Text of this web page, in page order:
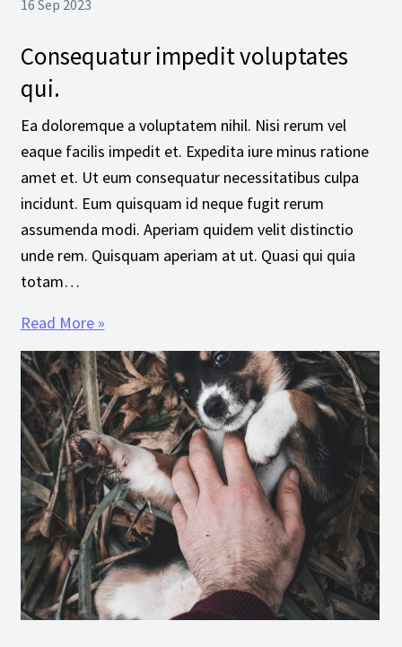
16 Sep 2023
Consequatur impedit voluptates
qui.
Ea doloremque a voluptatem nihil. Nisi rerum vel
eaque facilis impedit et. Expedita iure minus ratione
amet et. Ut eum consequatur necessitatibus culpa
incidunt. Eum quisquam id neque fugit rerum
assumenda modi. Aperiam quidem velit distinctio
unde rem. Quisquam aperiam at ut. Quasi qui quia
totam…
Read More »